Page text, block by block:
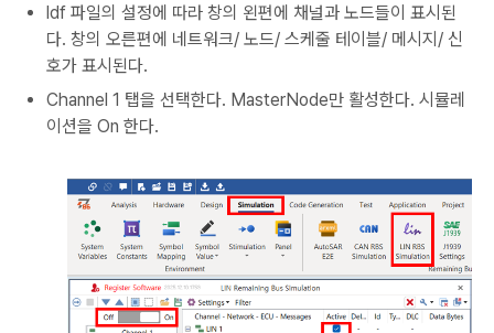
ldf 파일의 설정에 따라 창의 왼편에 채널과 노드들이 표시된
다. 창의 오른편에 네트워크/ 노드/ 스케줄 테이블/ 메시지/ 신
호가 표시된다.
Channel 1 탭을 선택한다. MasterNode만 활성한다. 시뮬레
이션을 On 한다.